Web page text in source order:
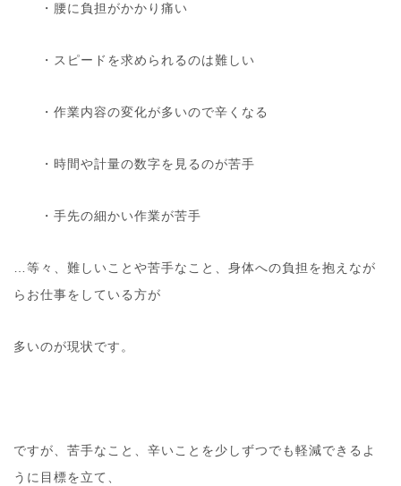
・腰に負担がかかり痛い
・スピードを求められるのは難しい
・作業内容の変化が多いので辛くなる
・時間や計量の数字を見るのが苦手
・手先の細かい作業が苦手
…等々、難しいことや苦手なこと、身体への負担を抱えなが
らお仕事をしている方が
多いのが現状です。
ですが、苦手なこと、辛いことを少しずつでも軽減できるよ
うに目標を立て、